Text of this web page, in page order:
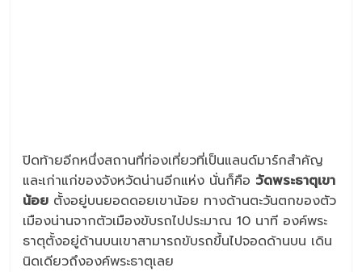
ปิดท้ายอีกหนึ่งสถานที่ท่องเที่ยวที่เป็นแลนด์มาร์กสำคัญ
และเก่าแก่ของจังหวัดน่านอีกแห่ง นั่นก็คือ วัดพระธาตุเขา
น้อย ตั้งอยู่บนยอดดอยเขาน้อย ทางด้านตะวันตกของตัว
เมืองน่านจากตัวเมืองขับรถไปประมาณ 10 นาที องค์พระ
ธาตุตั้งอยู่ด้านบนเขาสามารถขับรถขึ้นไปจอดด้านบน เดิน
นิดเดียวถึงองค์พระธาตุเลย